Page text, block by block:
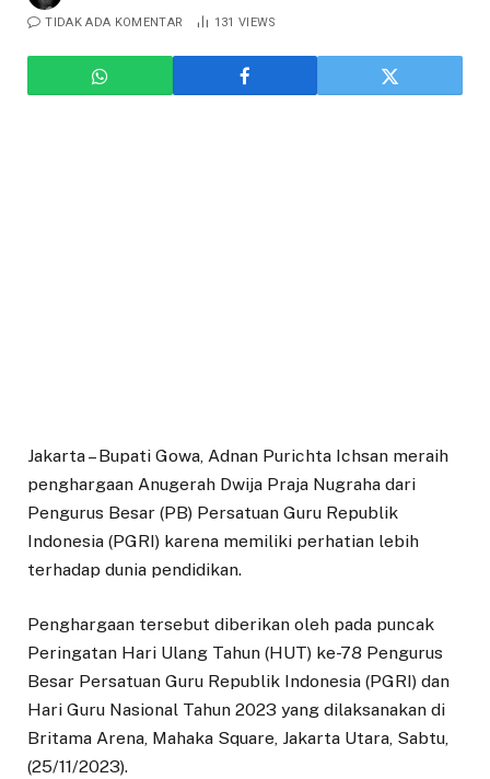
TIDAK ADA KOMENTAR 131 VIEWS
Jakarta – Bupati Gowa, Adnan Purichta Ichsan meraih
penghargaan Anugerah Dwija Praja Nugraha dari
Pengurus Besar (PB) Persatuan Guru Republik
Indonesia (PGRI) karena memiliki perhatian lebih
terhadap dunia pendidikan.
Penghargaan tersebut diberikan oleh pada puncak
Peringatan Hari Ulang Tahun (HUT) ke-78 Pengurus
Besar Persatuan Guru Republik Indonesia (PGRI) dan
Hari Guru Nasional Tahun 2023 yang dilaksanakan di
Britama Arena, Mahaka Square, Jakarta Utara, Sabtu,
(25/11/2023).